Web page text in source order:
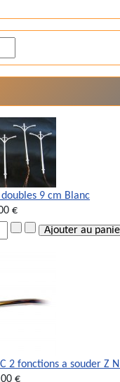
9 cm Blanc
€
2 fonctions a souder Z
€